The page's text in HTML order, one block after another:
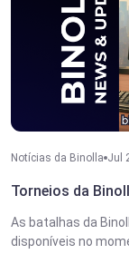
Notícias da Binolla Jul
Torneios da
As batalhas da
disponíveis no